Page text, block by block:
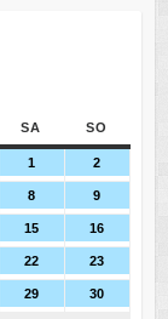
SA SO
1 2
8 9
15 16
22 23
29 30